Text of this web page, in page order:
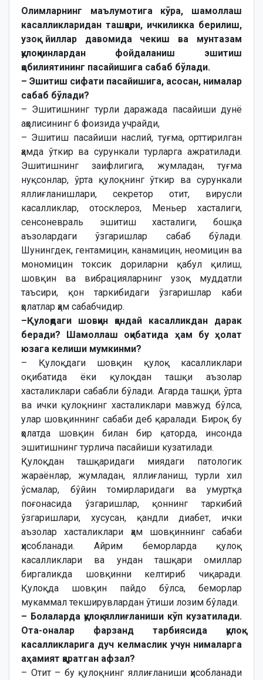
Олимларнинг маълумотига кўра, шамоллаш
касалликларидан ташқари, ичкиликка берилиш,
узоқ йиллар давомида чекиш ва мунтазам
қулоқчинлардан фойдаланиш эшитиш
қобилиятининг пасайишига сабаб бўлади.
– Эшитиш сифати пасайишига, асосан, нималар
сабаб бўлади?
– Эшитишнинг турли даражада пасайиши дунё
аҳолисининг 6 фоизида учрайди,
– Эшитиш пасайиши наслий, туғма, орттирилган
ҳамда ўткир ва сурункали турларга ажратилади.
Эшитишнинг заифлигига, жумладан, туғма
нуқсонлар, ўрта қулоқнинг ўткир ва сурункали
яллиғланишлари, секретор отит, вирусли
касалликлар, отосклероз, Меньер хасталиги,
сенсоневраль эшитиш хасталиги, бошқа
аъзолардаги ўзгаришлар сабаб бўлади.
Шунингдек, гентамицин, канамицин, неомицин ва
мономицин токсик дориларни қабул қилиш,
шовқин ва вибрацияларнинг узоқ муддатли
таъсири, қон таркибидаги ўзгаришлар каби
ҳолатлар ҳам сабабчидир.
–Қулоқдаги шовқин қандай касалликдан дарак
беради? Шамоллаш оқибатида ҳам бу ҳолат
юзага келиши мумкинми?
– Қулоқдаги шовқин қулоқ касалликлари
оқибатида ёки қулоқдан ташқи аъзолар
хасталиклари сабабли бўлади. Агарда ташқи, ўрта
ва ички қулоқнинг хасталиклари мавжуд бўлса,
улар шовқиннинг сабаби деб қаралади. Бироқ бу
ҳолатда шовқин билан бир қаторда, инсонда
эшитишнинг турлича пасайиши кузатилади.
Қулоқдан ташқаридаги миядаги патологик
жараёнлар, жумладан, яллиғланиш, турли хил
ўсмалар, бўйин томирларидаги ва умуртқа
поғонасида ўзгаришлар, қоннинг таркибий
ўзгаришлари, хусусан, қандли диабет, ички
аъзолар хасталиклари ҳам шовқиннинг сабаби
ҳисобланади. Айрим беморларда қулоқ
касалликлари ва ундан ташқари омиллар
биргаликда шовқинни келтириб чиқаради.
Қулоқда шовқин пайдо бўлса, беморлар
мукаммал текширувлардан ўтиши лозим бўлади.
– Болаларда қулоқ яллиғланиши кўп кузатилади.
Ота-оналар фарзанд тарбиясида қулоқ
касалликларига дуч келмаслик учун нималарга
аҳамият қаратган афзал?
– Отит – бу қулоқнинг яллиғланиши ҳисобланади